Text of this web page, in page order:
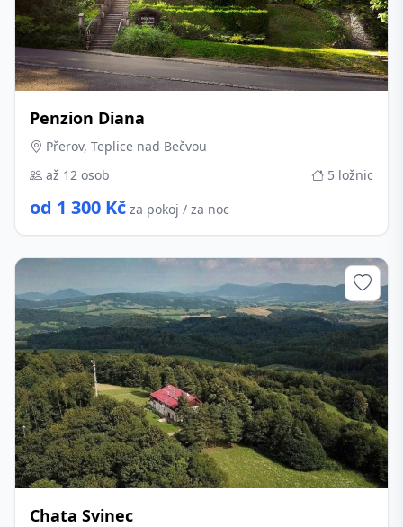
Penzion Diana
Přerov, Teplice nad Bečvou
až 12 osob
5 ložnic
od 1 300 Kč za pokoj / za noc
Chata Svinec